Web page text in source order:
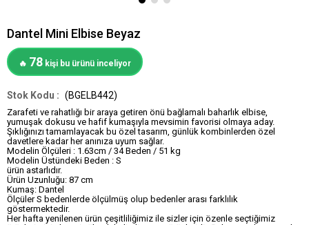
Dantel Mini Elbise Beyaz
🔥 78 kişi bu ürünü inceliyor
(BGELB442)
Zarafeti ve rahatlığı bir araya getiren önü bağlamalı baharlık elbise,
yumuşak dokusu ve hafif kumaşıyla mevsimin favorisi olmaya aday.
Şıklığınızı tamamlayacak bu özel tasarım, günlük kombinlerden özel
davetlere kadar her anınıza uyum sağlar.
Modelin Ölçüleri : 1.63cm / 34 Beden / 51 kg
Modelin Üstündeki Beden : S
ürün astarlıdır.
Ürün Uzunluğu: 87 cm
Kumaş: Dantel
Ölçüler S bedenlerde ölçülmüş olup bedenler arası farklılık
göstermektedir.
Her hafta yenilenen ürün çeşitliliğimiz ile sizler için özenle seçtiğimiz